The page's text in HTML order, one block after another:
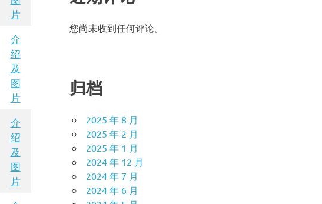
片
介
绍
及
图
片
介
绍
及
图
片
您尚未收到任何评论。
归档
2025 年 8 月
2025 年 2 月
2025 年 1 月
2024 年 12 月
2024 年 7 月
2024 年 6 月